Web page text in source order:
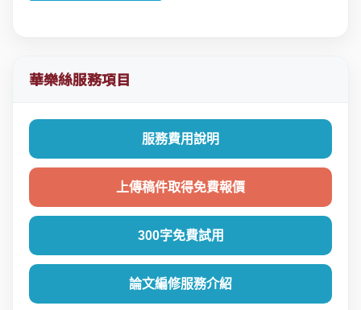
華樂絲服務項目
服務費用說明
上傳稿件取得免費報價
300字免費試用
論文編修服務介紹